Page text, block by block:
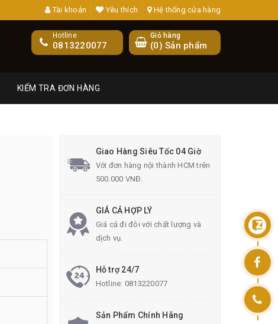
Tài khoản Yêu thích Hệ thống cửa hàng
Giỏ hàng
(0) Sản phẩm
Hotline
0813220077
KIỂM TRA ĐƠN HÀNG
Giao Hàng Siêu Tốc 04 Giờ
Với đơn hàng nội thành HCM trên
500.000 VNĐ.
GIÁ CẢ HỢP LÝ
Giá cả đi đôi với chất lượng và
dịch vụ.
Hỗ trợ 24/7
Hotline: 0813220077
Sản Phẩm Chính Hãng